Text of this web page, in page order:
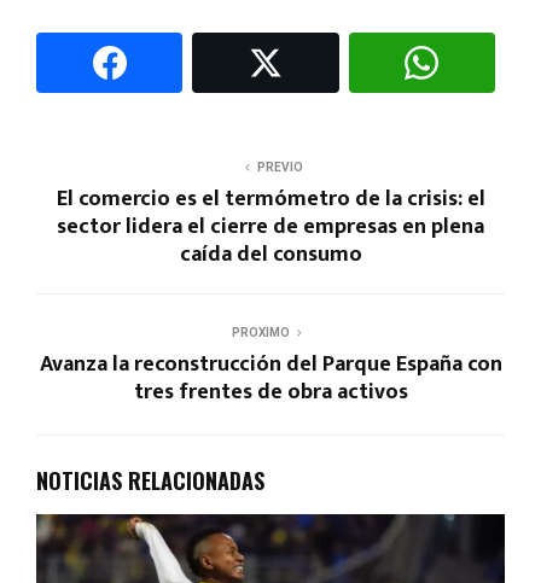
PREVIO
El comercio es el termómetro de la crisis: el
sector lidera el cierre de empresas en plena
caída del consumo
PROXIMO
Avanza la reconstrucción del Parque España con
tres frentes de obra activos
NOTICIAS RELACIONADAS